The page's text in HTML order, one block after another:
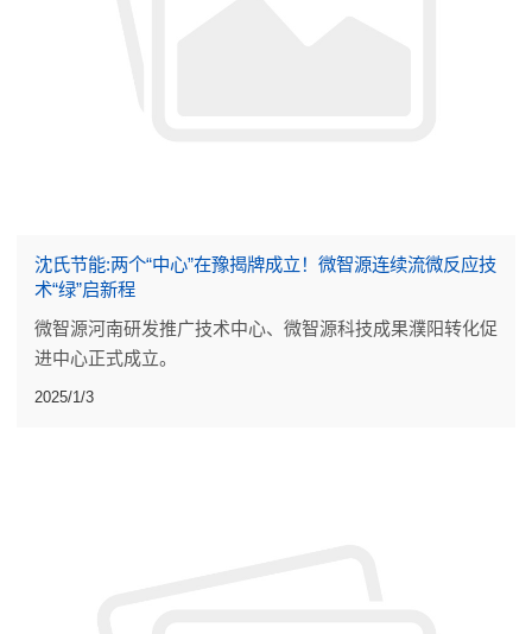
沈氏节能:两个“中心”在豫揭牌成立！微智源连续流微反应技
术“绿”启新程
微智源河南研发推广技术中心、微智源科技成果濮阳转化促
进中心正式成立。
2025/1/3